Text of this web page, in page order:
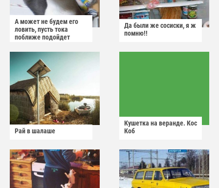
А может не будем его
ловить, пусть тока
поближе подойдет
Да были же сосиски, я ж
помню!!
Рай в шалаше
Кушетка на веранде. Кос
Коб